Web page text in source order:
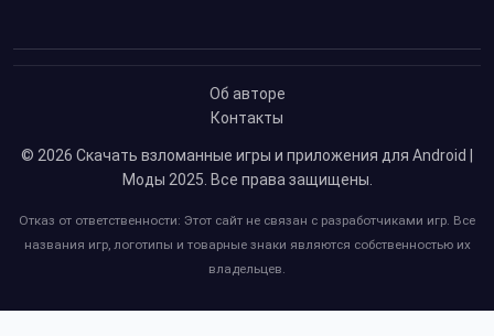
Об авторе
Контакты
© 2026 Скачать взломанные игры и приложения для Android |
Моды 2025. Все права защищены.
Отказ от ответственности: Этот сайт не связан с разработчиками игр. Все
названия игр, логотипы и товарные знаки являются собственностью их
владельцев.